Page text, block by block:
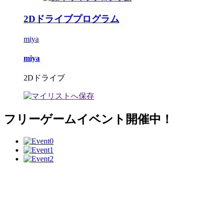
2Dドライブプログラム
miya
miya
2Dドライブ
フリーゲームイベント開催中！